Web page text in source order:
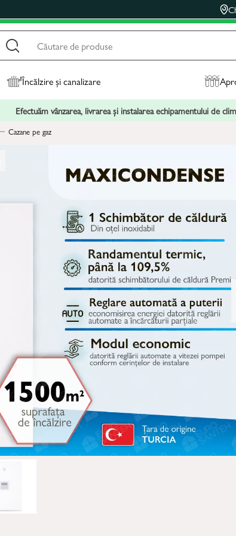
Încălzire și canalizare
Efectuăm vânzarea, livrarea și instalarea echipamentului de
Cazane pe gaz